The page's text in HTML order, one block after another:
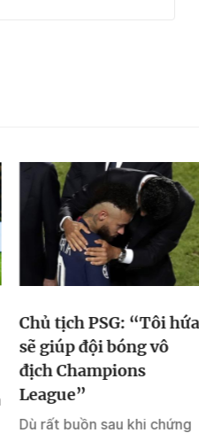
Chủ tịch PSG: “Tôi hứa
sẽ giúp đội bóng vô
địch Champions
League”
Dù rất buồn sau khi chứng